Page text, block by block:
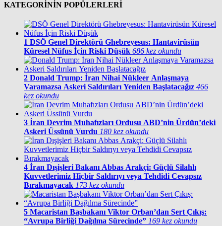
KATEGORİNİN POPÜLERLERİ
1 DSÖ Genel Direktörü Ghebreyesus: Hantavirüsün
Küresel Nüfus İçin Riski Düşük 686 kez okundu
2 Donald Trump: İran Nihai Nükleer Anlaşmaya
Varamazsa Askeri Saldırıları Yeniden Başlatacağız 466
kez okundu
3 İran Devrim Muhafızları Ordusu ABD’nin Ürdün’deki
Askeri Üssünü Vurdu 180 kez okundu
4 İran Dışişleri Bakanı Abbas Arakçi: Güçlü Silahlı
Kuvvetlerimiz Hiçbir Saldırıyı veya Tehdidi Cevapsız
Bırakmayacak 173 kez okundu
5 Macaristan Başbakanı Viktor Orban’dan Sert Çıkış:
“Avrupa Birliği Dağılma Sürecinde” 169 kez okundu